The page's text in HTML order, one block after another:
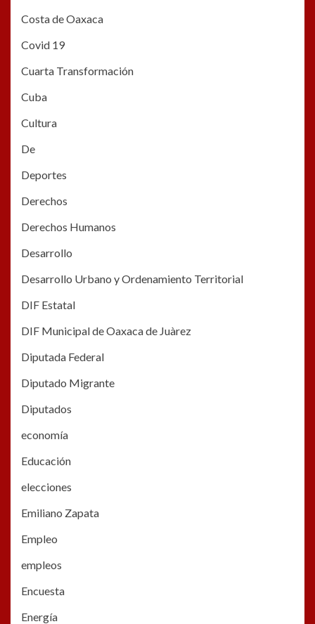
Costa de Oaxaca
Covid 19
Cuarta Transformación
Cuba
Cultura
De
Deportes
Derechos
Derechos Humanos
Desarrollo
Desarrollo Urbano y Ordenamiento Territorial
DIF Estatal
DIF Municipal de Oaxaca de Juàrez
Diputada Federal
Diputado Migrante
Diputados
economía
Educación
elecciones
Emiliano Zapata
Empleo
empleos
Encuesta
Energía